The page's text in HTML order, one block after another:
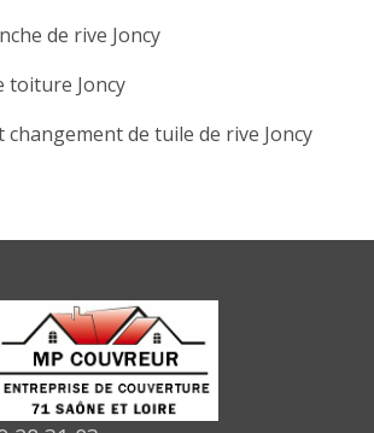
de rive Joncy
toiture Joncy
changement de tuile de rive Joncy